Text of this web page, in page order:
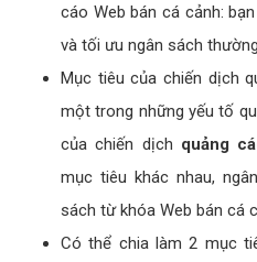
cáo Web bán cá cảnh:
và tối ưu ngân sách
Mục tiêu của chiến dịch
một trong những yếu tố
của chiến dịch quảng
mục tiêu khác nhau,
sách từ khóa Web bán cá
Có thể chia làm 2 mục